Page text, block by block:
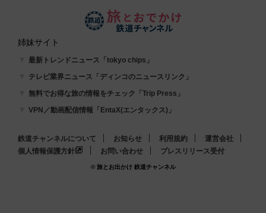
姉妹サイト
最新トレンドニュース「tokyo chips」
テレビ業界ニュース「ディンコのニュースリンク」
無料でお得な旅の情報をチェック「Trip Press」
VPN／動画配信情報「EntaX(エンタックス)」
鉄道チャンネルについて お知らせ 利用規約
運営会社
個人情報保護方針
お問い合わせ プレスリリース受付
© 旅とお出かけ 鉄道チャンネル